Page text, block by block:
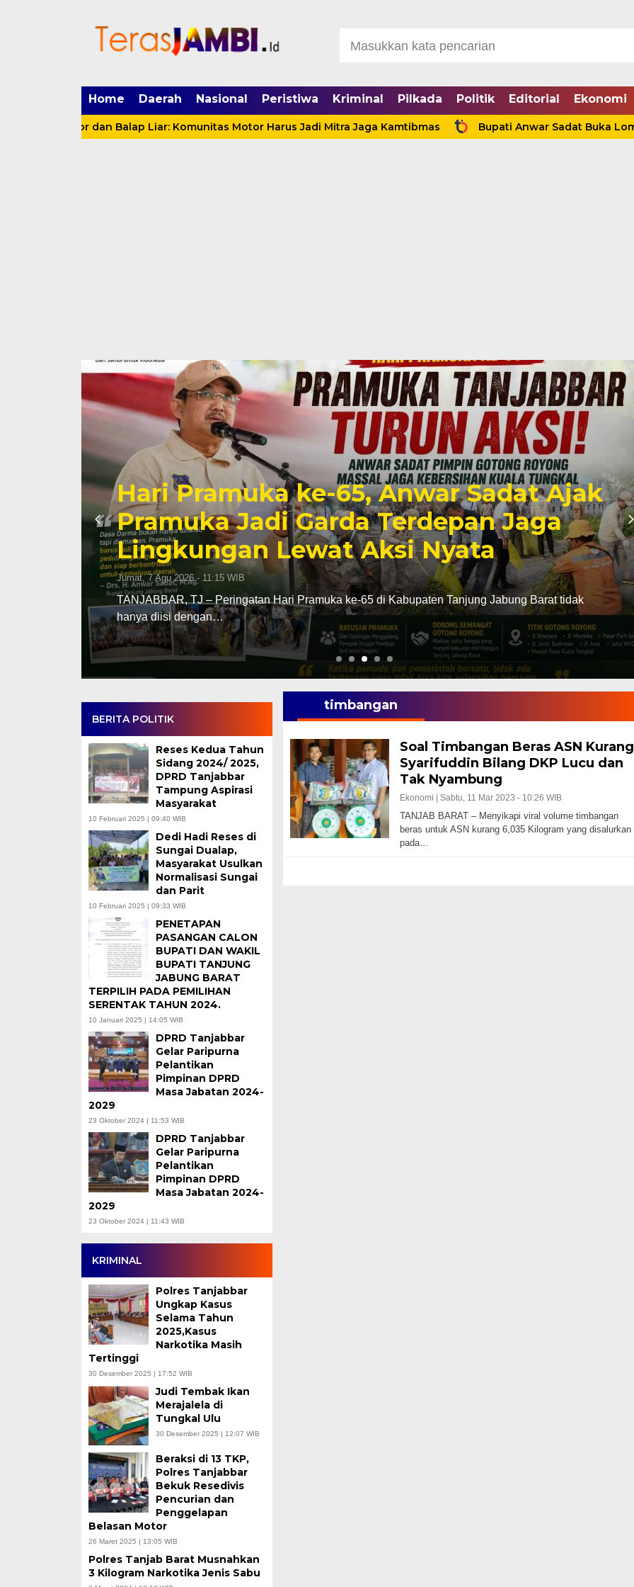
Home Daerah Nasional Peristiwa Kriminal Pilkada Politik Editorial Ekonomi
Motor dan Balap Liar: Komunitas Motor Harus Jadi Mitra Jaga Kamtibmas Bupati Anwar Sadat Buka Lomba
Hari Pramuka ke-65, Anwar Sadat Ajak
Pramuka Jadi Garda Terdepan Jaga
Lingkungan Lewat Aksi Nyata
Jumat, 7 Agu 2026 - 11:15 WIB
TANJABBAR, TJ – Peringatan Hari Pramuka ke-65 di Kabupaten Tanjung Jabung Barat tidak
hanya diisi dengan…
BERITA POLITIK
Reses Kedua Tahun
Sidang 2024/ 2025,
DPRD Tanjabbar
Tampung Aspirasi
Masyarakat
10 Februari 2025 | 09:40 WIB
Dedi Hadi Reses di
Sungai Dualap,
Masyarakat Usulkan
Normalisasi Sungai
dan Parit
10 Februari 2025 | 09:33 WIB
PENETAPAN
PASANGAN CALON
BUPATI DAN WAKIL
BUPATI TANJUNG
JABUNG BARAT
TERPILIH PADA PEMILIHAN
SERENTAK TAHUN 2024.
10 Januari 2025 | 14:05 WIB
DPRD Tanjabbar
Gelar Paripurna
Pelantikan
Pimpinan DPRD
Masa Jabatan 2024-
2029
23 Oktober 2024 | 11:53 WIB
DPRD Tanjabbar
Gelar Paripurna
Pelantikan
Pimpinan DPRD
Masa Jabatan 2024-
2029
23 Oktober 2024 | 11:43 WIB
KRIMINAL
Polres Tanjabbar
Ungkap Kasus
Selama Tahun
2025,Kasus
Narkotika Masih
Tertinggi
30 Desember 2025 | 17:52 WIB
Judi Tembak Ikan
Merajalela di
Tungkal Ulu
30 Desember 2025 | 12:07 WIB
Beraksi di 13 TKP,
Polres Tanjabbar
Bekuk Resedivis
Pencurian dan
Penggelapan
Belasan Motor
26 Maret 2025 | 13:05 WIB
Polres Tanjab Barat Musnahkan
3 Kilogram Narkotika Jenis Sabu
timbangan
Soal Timbangan Beras ASN
Syarifuddin Bilang DKP Lucu dan
Tak Nyambung
Ekonomi | Sabtu, 11 Mar 2023 - 10:26 WIB
TANJAB BARAT – Menyikapi viral volume timbangan
beras untuk ASN kurang 6,035 Kilogram yang disalurkan
pada…